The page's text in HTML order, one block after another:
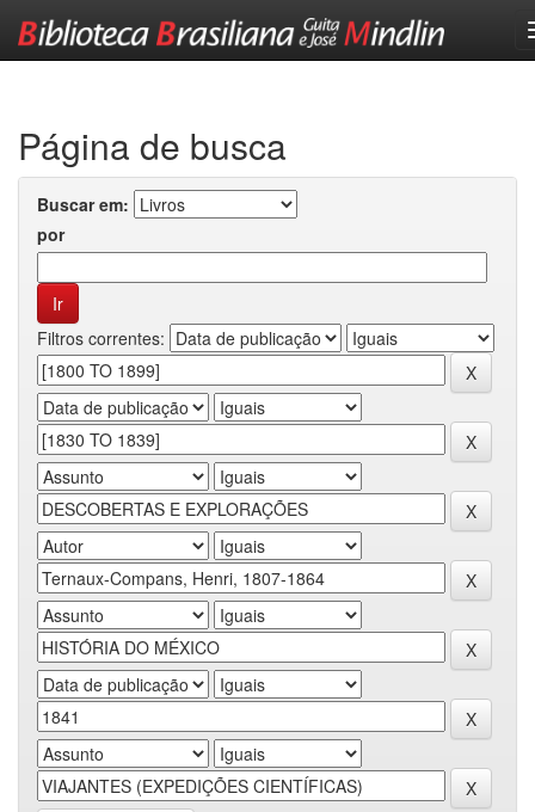
Página de busca
Buscar em:
por
Filtros correntes: